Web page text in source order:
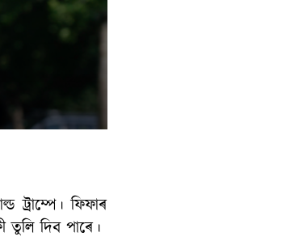
ট্ৰাম্পে। ফিফাৰ
তুলি দিব পাৰে।